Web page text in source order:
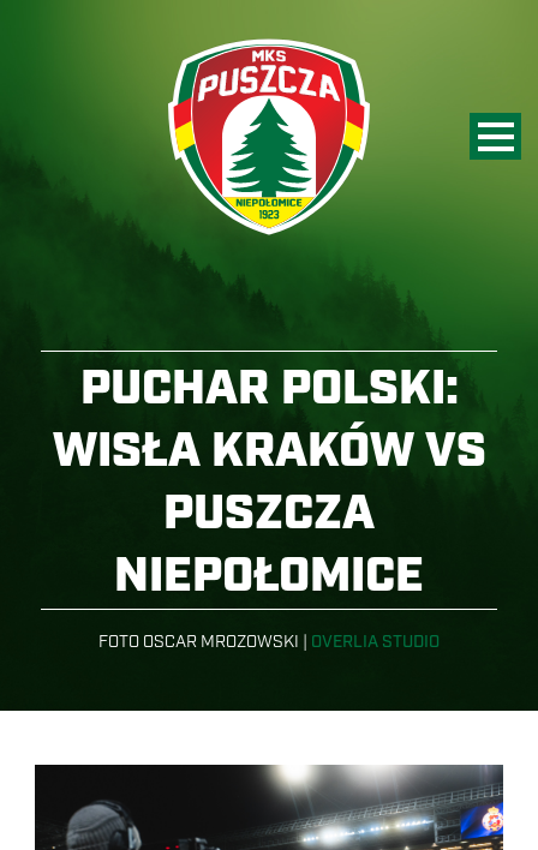
PUCHAR POLSKI:
WISŁA KRAKÓW VS
PUSZCZA
NIEPOŁOMICE
FOTO OSCAR MROZOWSKI | OVERLIA STUDIO